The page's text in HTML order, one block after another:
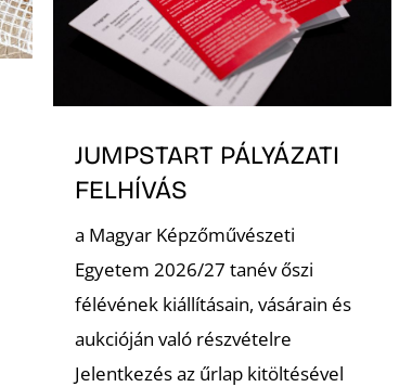
JUMPSTART PÁLYÁZATI
FELHÍVÁS
a Magyar Képzőművészeti
Egyetem 2026/27 tanév őszi
félévének kiállításain, vásárain és
aukcióján való részvételre
Jelentkezés az űrlap kitöltésével